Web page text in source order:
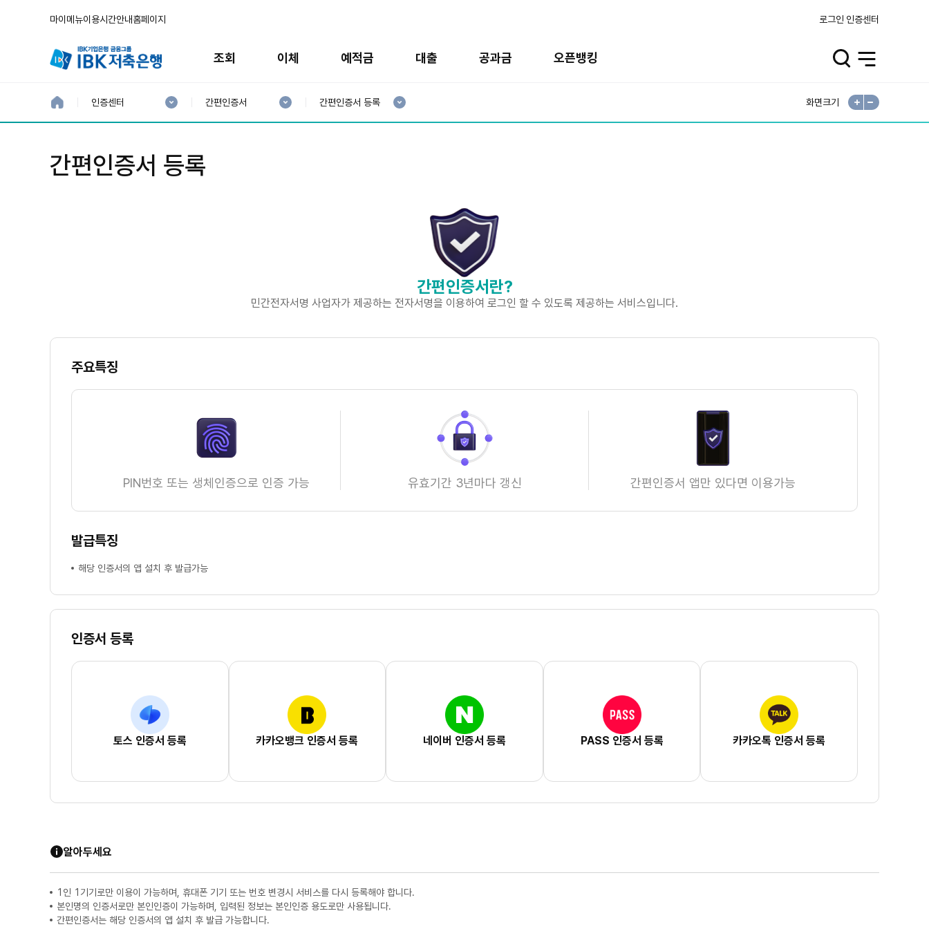
마이메뉴이용시간안내홈페이지 로그인 인증센터
조회 이체 예적금 대출 공과금 오픈뱅킹
검
색
전
체
기
홈
재
1
류
인증센터
재
2
류
간편인증서
재
3
류
간편인증서 등록 화면크기
확
대
축
소
간편인증서 등록
간편인증서란?
민간전자서명 사업자가 제공하는 전자서명을 이용하여 로그인 할 수 있도록 제공하는 서비스입니다.
주요특징
PIN번호 또는 생체인증으로 인증 가능 유효기간 3년마다 갱신 간편인증서 앱만 있다면 이용가능
발급특징
해당 인증서의 앱 설치 후 발급가능
인증서 등록
토스 인증서 등록 카카오뱅크 인증서 등록 네이버 인증서 등록 PASS 인증서 등록 카카오톡 인증서 등록
알아두세요
1인 1기기로만 이용이 가능하며, 휴대폰 기기 또는 번호 변경시 서비스를 다시 등록해야 합니다.
본인명의 인증서로만 본인인증이 가능하며, 입력된 정보는 본인인증 용도로만 사용됩니다.
간편인증서는 해당 인증서의 앱 설치 후 발급 가능합니다.